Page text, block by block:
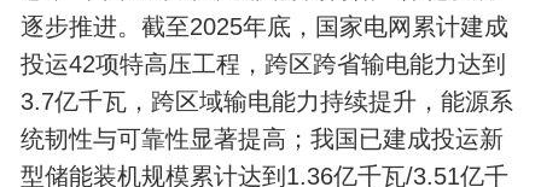
逐步推进。截至2025年底，国家电网累计建成
投运42项特高压工程，跨区跨省输电能力达到
3.7亿千瓦，跨区域输电能力持续提升，能源系
统韧性与可靠性显著提高；我国已建成投运新
型储能装机规模累计达到1.36亿千瓦/3.51亿千